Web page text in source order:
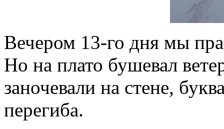
Вечером 13-го дня мы
Но на плато бушевал
заночевали на стене,
перегиба.